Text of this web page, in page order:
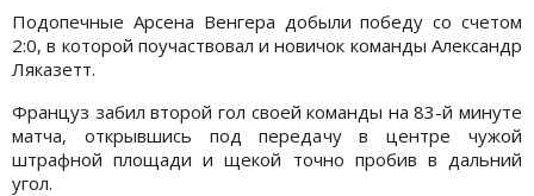
Подопечные Арсена Венгера добыли победу со счетом
2:0, в которой поучаствовал и новичок команды Александр
Ляказетт.
Француз забил второй гол своей команды на 83-й минуте
матча, открывшись под передачу в центре чужой
штрафной площади и щекой точно пробив в дальний
угол.